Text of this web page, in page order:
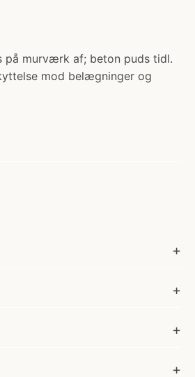
på murværk af; beton puds tidl.
mod belægninger og